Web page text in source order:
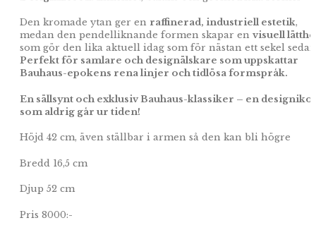
Den kromade ytan ger en raffinerad, industriell estetik,
medan den pendelliknande formen skapar en visuell
som gör den lika aktuell idag som för nästan ett sekel
Perfekt för samlare och designälskare som uppskattar
Bauhaus-epokens rena linjer och tidlösa formspråk.
En sällsynt och exklusiv Bauhaus-klassiker – en
som aldrig går ur tiden!
Höjd 42 cm, även ställbar i armen så den kan bli högre
Bredd 16,5 cm
Djup 52 cm
Pris 8000:-